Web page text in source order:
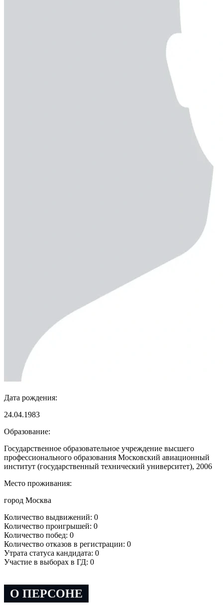
Дата рождения:
24.04.1983
Образование:
Государственное образовательное учреждение высшего
профессионального образования Московский авиационный
институт (государственный технический университет), 2006
Место проживания:
город Москва
Количество выдвижений: 0
Количество проигрышей: 0
Количество побед: 0
Количество отказов в регистрации: 0
Утрата статуса кандидата: 0
Участие в выборах в ГД: 0
О ПЕРСОНЕ